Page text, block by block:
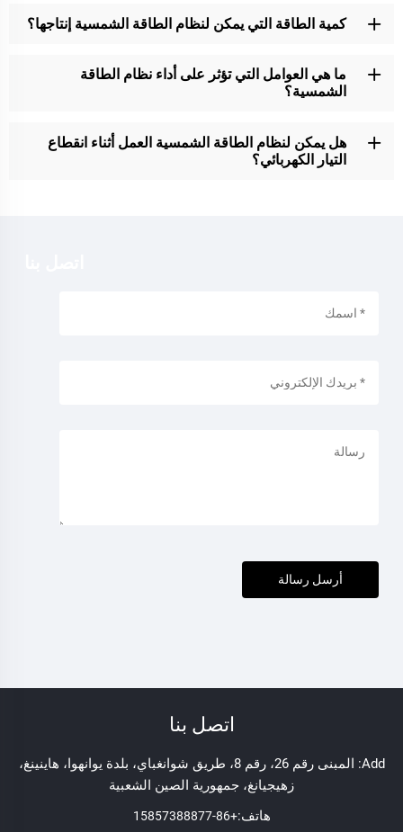
كمية الطاقة التي يمكن لنظام الطاقة الشمسية إنتاجها؟
ما هي العوامل التي تؤثر على أداء نظام الطاقة
الشمسية؟
هل يمكن لنظام الطاقة الشمسية العمل أثناء انقطاع
التيار الكهربائي؟
أرسل رسالة
اتصل بنا
Add: المبنى رقم 26، رقم 8، طريق شوانغباي، بلدة يوانهوا، هاينينغ،
زهيجيانغ، جمهورية الصين الشعبية
هاتف:+86-15857388877